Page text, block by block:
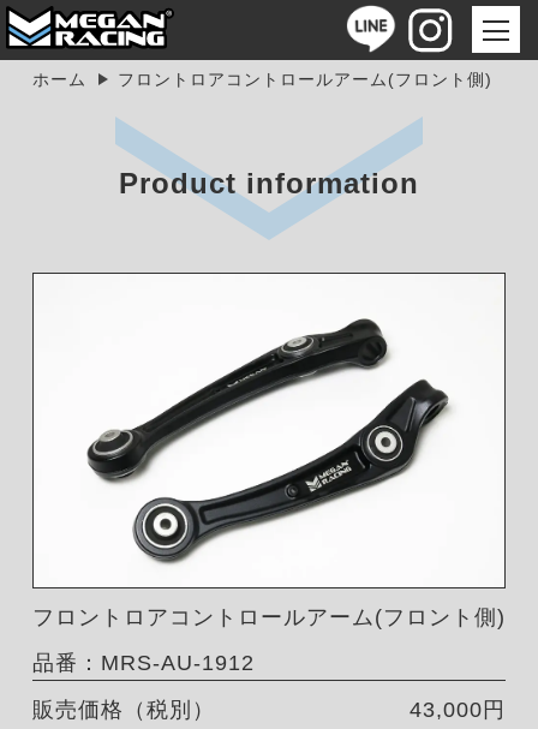
ホーム フロントロアコントロールアーム(フロント側)
Product information
フロントロアコントロールアーム(フロント側)
品番：MRS-AU-1912
販売価格（税別）
43,000円